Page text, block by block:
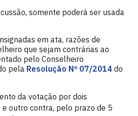
somente poderá ser usada
em ata, razões de
que sejam contrárias ao
pelo Conselheiro
pela Resolução Nº 07/2014 do
da votação por dois
outro contra, pelo prazo de 5